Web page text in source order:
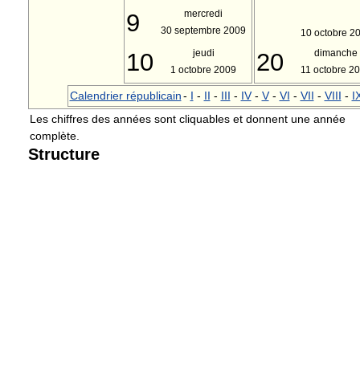
9
mercredi
30 septembre 2009
10
jeudi
1 octobre 2009
10 octobre
20
dimanche
11 octobre
Calendrier républicain- I - II - III - IV- V- VI - VII - VIII -
Les chiffres des années sont cliquables et donnent une année
complète.
Structure